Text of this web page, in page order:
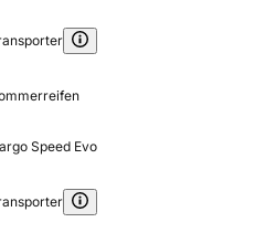
Speed Evo